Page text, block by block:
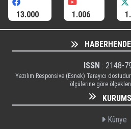
13.000 1.006
ISSN : 2148-
Yazılım Responsive (Esnek) Tarayıcı
ölçülerine göre
Künye